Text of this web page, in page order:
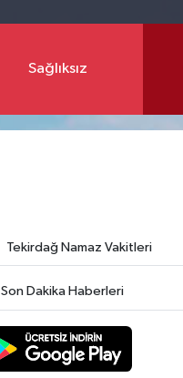
Sağlıksız
Tekirdağ Namaz Vakitleri
Son Dakika Haberleri